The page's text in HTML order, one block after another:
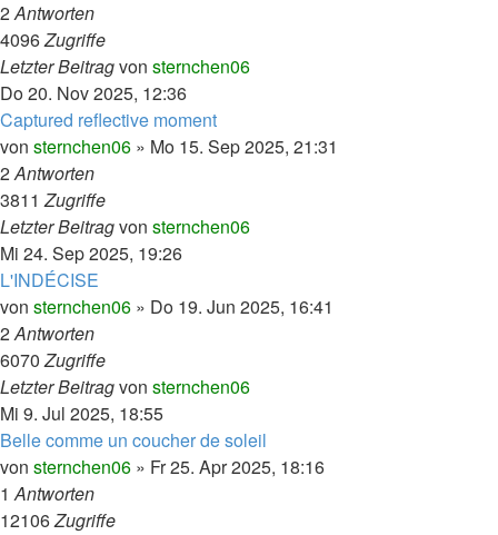
2Antworten
4096Zugriffe
Letzter Beitragvon sternchen06
Do 20. Nov 2025, 12:36
Captured reflective moment
von sternchen06 » Mo 15. Sep 2025, 21:31
2Antworten
3811Zugriffe
Letzter Beitragvon sternchen06
Mi 24. Sep 2025, 19:26
L'INDÉCISE
von sternchen06 » Do 19. Jun 2025, 16:41
2Antworten
6070Zugriffe
Letzter Beitragvon sternchen06
Mi 9. Jul 2025, 18:55
Belle comme un coucher de soleil
von sternchen06 » Fr 25. Apr 2025, 18:16
1Antworten
12106Zugriffe